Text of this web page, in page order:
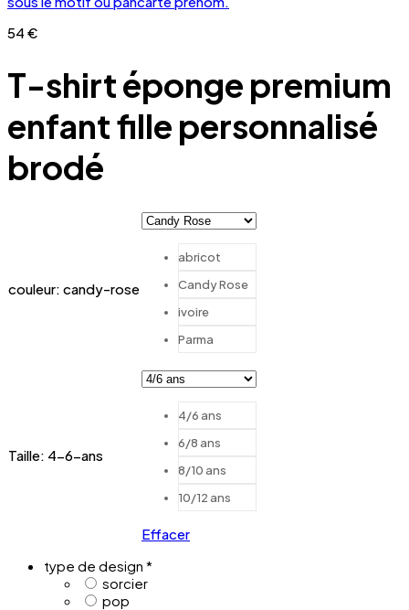
54 €
T-shirt éponge premium
enfant fille personnalisé
brodé
couleur: candy-rose
abricot
Candy Rose
ivoire
Parma
Taille: 4-6-ans
4/6 ans
6/8 ans
8/10 ans
10/12 ans
Effacer
type de design *
sorcier
pop